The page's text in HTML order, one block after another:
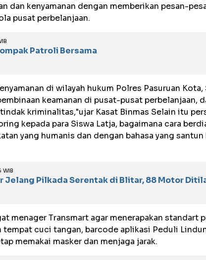
dan kenyamanan dengan memberikan pesan-
pusat perbelanjaan.
Patroli Bersama
di wilayah hukum Polres Pasuruan Kota,
keamanan di pusat-pusat perbelanjaan,
kriminalitas,"ujar Kasat Binmas Selain itu
kepada para Siswa Latja, bagaimana cara
yang humanis dan dengan bahasa yang santun
Jelang Pilkada Serentak di Blitar, 88 Motor
menager Transmart agar menerapakan standart
tempat cuci tangan, barcode aplikasi Peduli
memakai masker dan menjaga jarak.